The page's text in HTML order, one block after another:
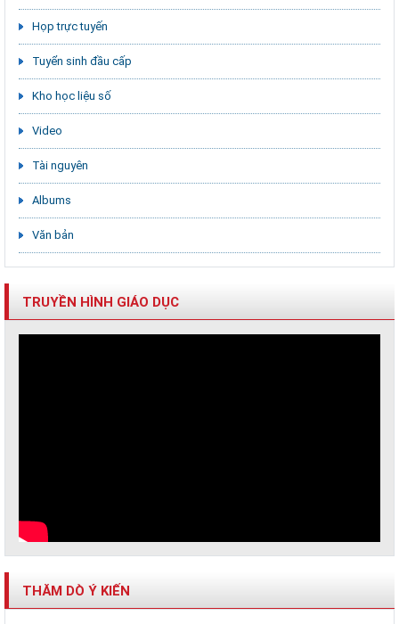
Họp trực tuyến
Tuyển sinh đầu cấp
Kho học liệu số
Video
Tài nguyên
Albums
Văn bản
TRUYỀN HÌNH GIÁO DỤC
THĂM DÒ Ý KIẾN